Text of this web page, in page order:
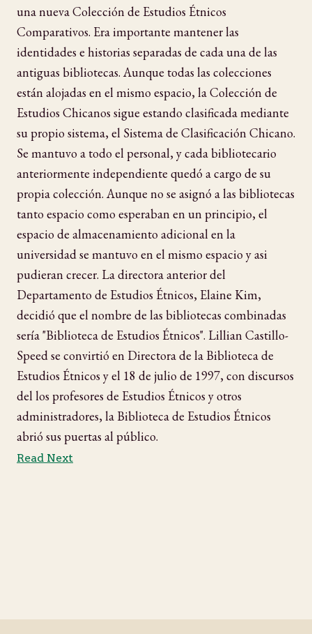
una nueva Colección de Estudios Étnicos
Comparativos. Era importante mantener las
identidades e historias separadas de cada una de las
antiguas bibliotecas. Aunque todas las colecciones
están alojadas en el mismo espacio, la Colección de
Estudios Chicanos sigue estando clasificada mediante
su propio sistema, el Sistema de Clasificación Chicano.
Se mantuvo a todo el personal, y cada bibliotecario
anteriormente independiente quedó a cargo de su
propia colección. Aunque no se asignó a las bibliotecas
tanto espacio como esperaban en un principio, el
espacio de almacenamiento adicional en la
universidad se mantuvo en el mismo espacio y asi
pudieran crecer. La directora anterior del
Departamento de Estudios Étnicos, Elaine Kim,
decidió que el nombre de las bibliotecas combinadas
sería "Biblioteca de Estudios Étnicos". Lillian Castillo-
Speed se convirtió en Directora de la Biblioteca de
Estudios Étnicos y el 18 de julio de 1997, con discursos
del los profesores de Estudios Étnicos y otros
administradores, la Biblioteca de Estudios Étnicos
abrió sus puertas al público.
Read Next